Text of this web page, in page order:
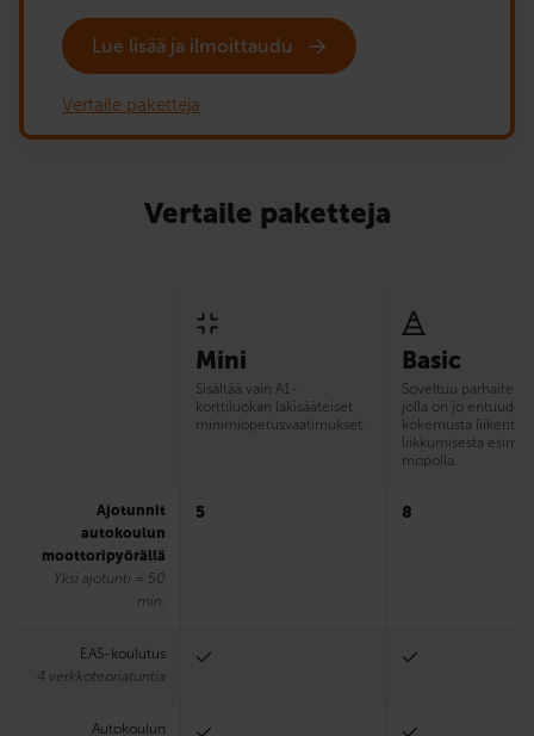
Lue lisää ja ilmoittaudu
Vertaile paketteja
Vertaile paketteja
Mini
Sisältää vain A1-
korttiluokan lakisääteiset
minimiopetusvaatimukset.
Basic
Soveltuu parhaiten
jolla on jo
kokemusta
liikkumisesta esim.
mopolla.
Ajotunnit
autokoulun
moottoripyörällä
Yksi ajotunti = 50
min.
5 8
EAS-koulutus
4 verkkoteoriatuntia
Autokoulun